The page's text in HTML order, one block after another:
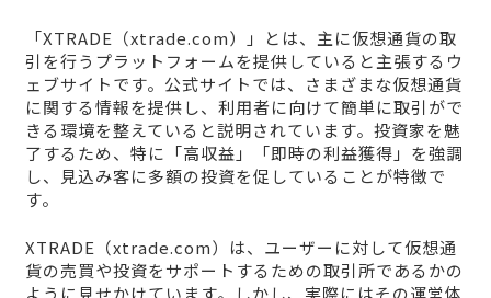
「XTRADE（xtrade.com）」とは、主に仮想通貨の取
引を行うプラットフォームを提供していると主張するウ
ェブサイトです。公式サイトでは、さまざまな仮想通貨
に関する情報を提供し、利用者に向けて簡単に取引がで
きる環境を整えていると説明されています。投資家を魅
了するため、特に「高収益」「即時の利益獲得」を強調
し、見込み客に多額の投資を促していることが特徴で
す。
XTRADE（xtrade.com）は、ユーザーに対して仮想通
貨の売買や投資をサポートするための取引所であるかの
ように見せかけています。しかし、実際にはその運営体